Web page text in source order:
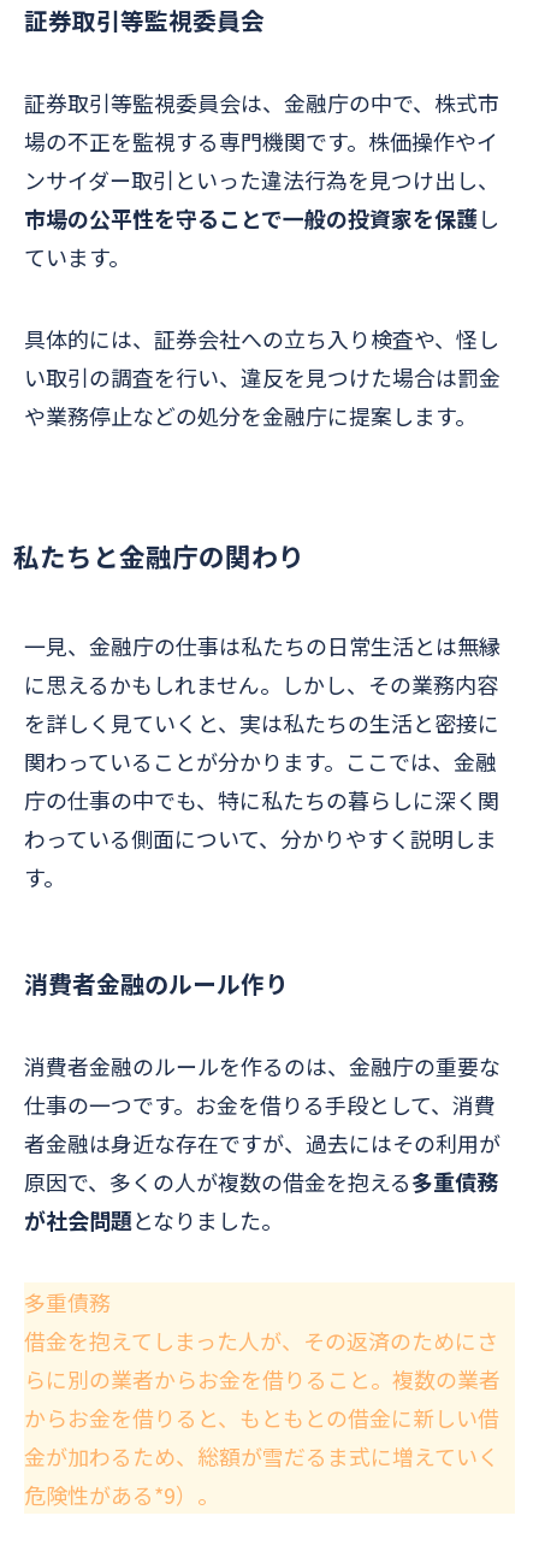
証券取引等監視委員会
証券取引等監視委員会は、金融庁の中で、株式市
場の不正を監視する専門機関です。株価操作やイ
ンサイダー取引といった違法行為を見つけ出し、
市場の公平性を守ることで一般の投資家を保護し
ています。
具体的には、証券会社への立ち入り検査や、怪し
い取引の調査を行い、違反を見つけた場合は罰金
や業務停止などの処分を金融庁に提案します。
私たちと金融庁の関わり
一見、金融庁の仕事は私たちの日常生活とは無縁
に思えるかもしれません。しかし、その業務内容
を詳しく見ていくと、実は私たちの生活と密接に
関わっていることが分かります。ここでは、金融
庁の仕事の中でも、特に私たちの暮らしに深く関
わっている側面について、分かりやすく説明しま
す。
消費者金融のルール作り
消費者金融のルールを作るのは、金融庁の重要な
仕事の一つです。お金を借りる手段として、消費
者金融は身近な存在ですが、過去にはその利用が
原因で、多くの人が複数の借金を抱える多重債務
が社会問題となりました。
多重債務
借金を抱えてしまった人が、その返済のためにさ
らに別の業者からお金を借りること。複数の業者
からお金を借りると、もともとの借金に新しい借
金が加わるため、総額が雪だるま式に増えていく
危険性がある*9）。